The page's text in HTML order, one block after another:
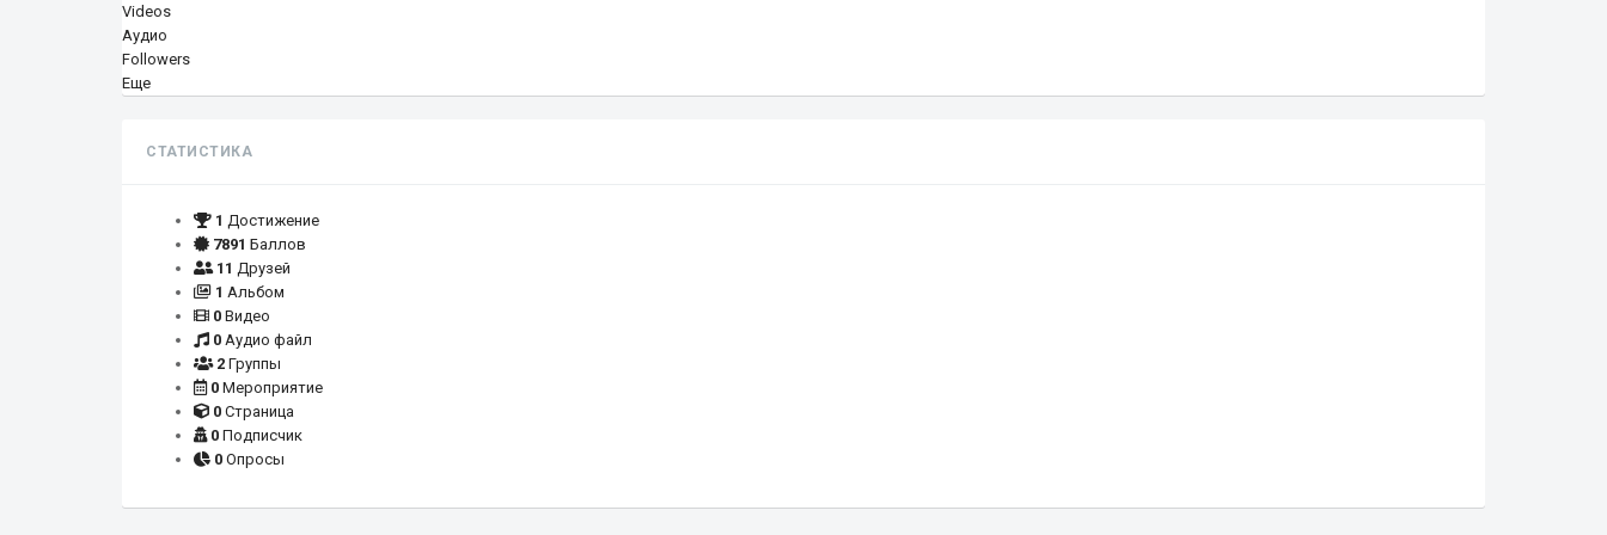
Videos
Аудио
Followers
Еще
СТАТИСТИКА
1 Достижение
7891 Баллов
11 Друзей
1 Альбом
0 Видео
0 Аудио файл
2 Группы
0 Мероприятие
0 Страница
0 Подписчик
0 Опросы